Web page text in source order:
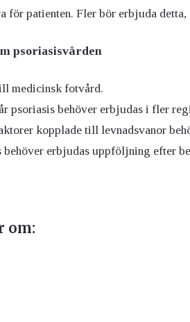
för patienten. Fler bör erbjuda detta,
psoriasisvården
medicinsk fotvård.
psoriasis behöver erbjudas i fler
kopplade till levnadsvanor
behöver erbjudas uppföljning efter
om: